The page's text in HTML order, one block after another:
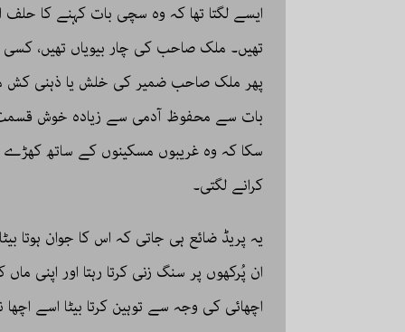
ایسے لگتا تھا کہ وہ سچی بات کہنے کا حلف
تھیں۔ ملک صاحب کی چار بیویاں تھیں،
پھر ملک صاحب ضمیر کی خلش یا ذہنی کش
بات سے محفوظ آدمی سے زیادہ خوش قسمت
سکا کہ وہ غریبوں مسکینوں کے ساتھ
کرانے لگتی۔
یہ پریڈ ضائع ہی جاتی کہ اس کا جوان ہوتا
ان پُرکھوں پر سنگ زنی کرتا رہتا اور اپنی
اچھائی کی وجہ سے توہین کرتا بیٹا اسے